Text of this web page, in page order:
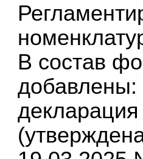
В состав
добавлены: